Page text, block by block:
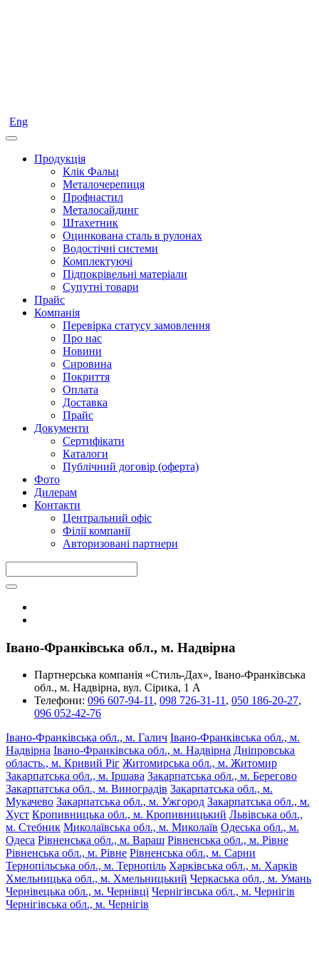
Eng
Продукція
Клік Фальц
Металочерепиця
Профнастил
Металосайдинг
Штахетник
Оцинкована сталь в рулонах
Водостічні системи
Комплектуючі
Підпокрівельні матеріали
Супутні товари
Прайс
Компанія
Перевірка статусу замовлення
Про нас
Новини
Сировина
Покриття
Оплата
Доставка
Прайс
Документи
Сертифікати
Каталоги
Публічний договір (оферта)
Фото
Дилерам
Контакти
Центральний офіс
Філії компанії
Авторизовані партнери
Івано-Франківська обл., м. Надвірна
Партнерська компанія «Стиль-Дах», Івано-Франківська
обл., м. Надвірна, вул. Сірика, 1 А
Телефони: 096 607-94-11, 098 726-31-11, 050 186-20-27,
096 052-42-76
Івано-Франківська обл., м. Галич Івано-Франківська обл., м.
Надвірна Івано-Франківська обл., м. Надвірна Дніпровська
область., м. Кривий Ріг Житомирська обл., м. Житомир
Закарпатська обл., м. Іршава Закарпатська обл., м. Берегово
Закарпатська обл., м. Виноградів Закарпатська обл., м.
Мукачево Закарпатська обл., м. Ужгород Закарпатська обл., м.
Хуст Кропивницька обл., м. Кропивницький Львівська обл.,
м. Стебник Миколаївська обл., м. Миколаїв Одеська обл., м.
Одеса Рівненська обл., м. Вараш Рівненська обл., м. Рівне
Рівненська обл., м. Рівне Рівненська обл., м. Сарни
Тернопільська обл., м. Тернопіль Харківська обл., м. Харків
Хмельницька обл., м. Хмельницький Черкаська обл., м. Умань
Чернівецька обл., м. Чернівці Чернігівська обл., м. Чернігів
Чернігівська обл., м. Чернігів